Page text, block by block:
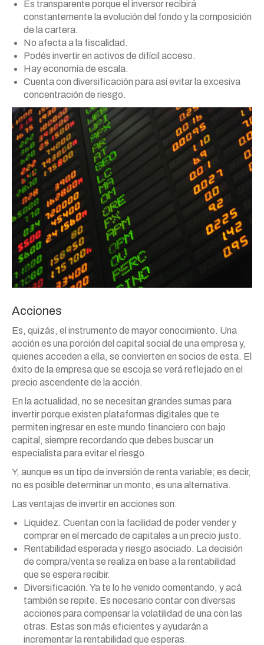
Es transparente porque el inversor recibirá
constantemente la evolución del fondo y la composición
de la cartera.
No afecta a la fiscalidad.
Podés invertir en activos de difícil acceso.
Hay economía de escala.
Cuenta con diversificación para así evitar la excesiva
concentración de riesgo.
Acciones
Es, quizás, el instrumento de mayor conocimiento. Una
acción es una porción del capital social de una empresa y,
quienes acceden a ella, se convierten en socios de esta. El
éxito de la empresa que se escoja se verá reflejado en el
precio ascendente de la acción.
En la actualidad, no se necesitan grandes sumas para
invertir porque existen plataformas digitales que te
permiten ingresar en este mundo financiero con bajo
capital, siempre recordando que debes buscar un
especialista para evitar el riesgo.
Y, aunque es un tipo de inversión de renta variable; es decir,
no es posible determinar un monto, es una alternativa.
Las ventajas de invertir en acciones son:
Liquidez. Cuentan con la facilidad de poder vender y
comprar en el mercado de capitales a un precio justo.
Rentabilidad esperada y riesgo asociado. La decisión
de compra/venta se realiza en base a la rentabilidad
que se espera recibir.
Diversificación. Ya te lo he venido comentando, y acá
también se repite. Es necesario contar con diversas
acciones para compensar la volatilidad de una con las
otras. Estas son más eficientes y ayudarán a
incrementar la rentabilidad que esperas.